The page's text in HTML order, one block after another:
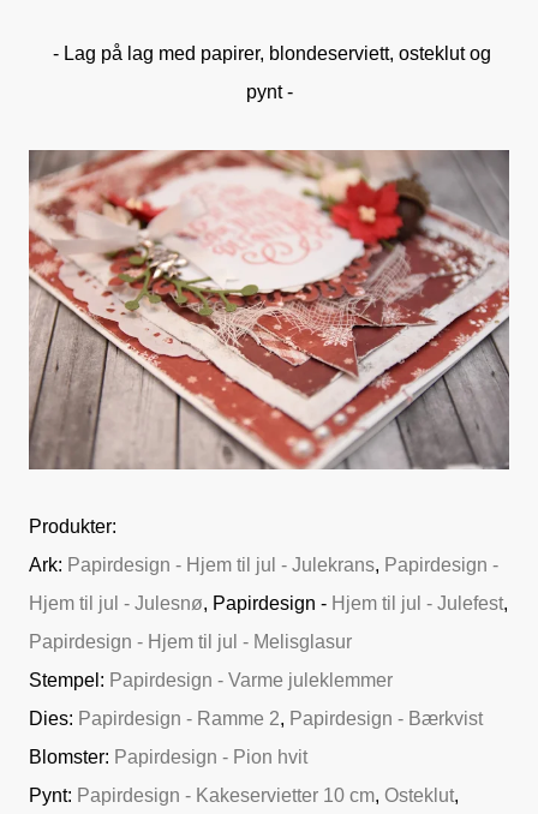
- Lag på lag med papirer, blondeserviett, osteklut og
pynt -
Produkter:
Ark: Papirdesign - Hjem til jul - Julekrans, Papirdesign -
Hjem til jul - Julesnø, Papirdesign - Hjem til jul - Julefest,
Papirdesign - Hjem til jul - Melisglasur
Stempel: Papirdesign - Varme juleklemmer
Dies: Papirdesign - Ramme 2, Papirdesign - Bærkvist
Blomster: Papirdesign - Pion hvit
Pynt: Papirdesign - Kakeservietter 10 cm, Osteklut,